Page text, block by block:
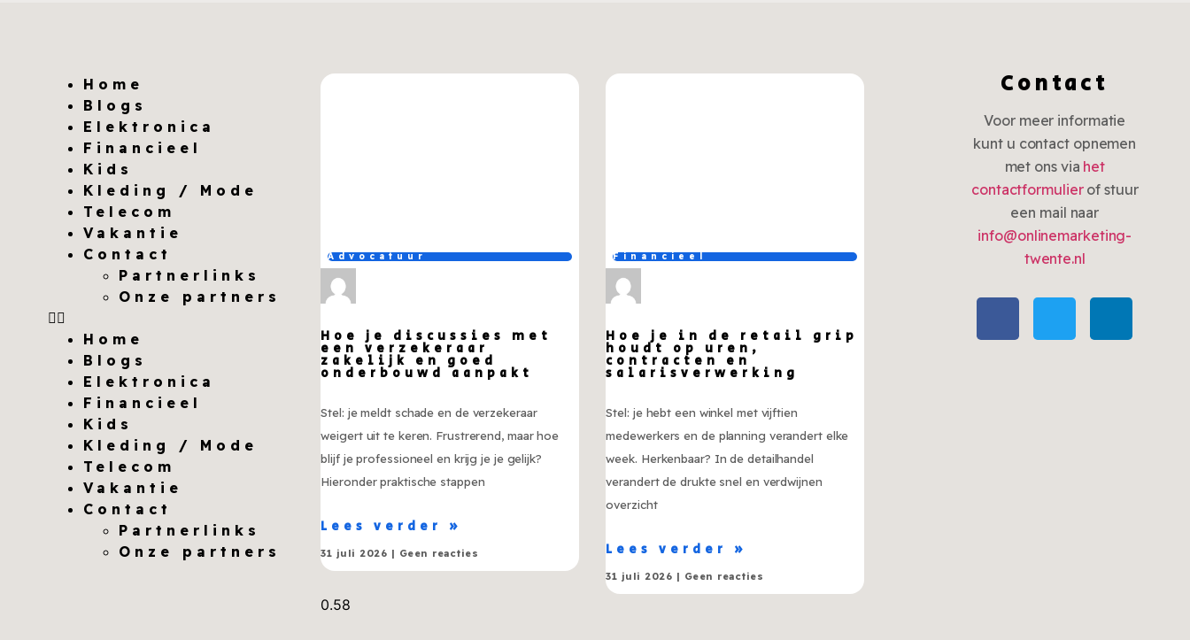
Home
Blogs
Elektronica
Financieel
Kids
Kleding / Mode
Telecom
Vakantie
Contact
Partnerlinks
Onze partners
Home
Blogs
Elektronica
Financieel
Kids
Kleding / Mode
Telecom
Vakantie
Contact
Partnerlinks
Onze partners
Advocatuur
Hoe je discussies met
een verzekeraar
zakelijk en goed
onderbouwd aanpakt
Stel: je meldt schade en de verzekeraar
weigert uit te keren. Frustrerend, maar hoe
blijf je professioneel en krijg je je gelijk?
Hieronder praktische stappen
Lees verder »
31 juli 2026 Geen reacties
Financieel
Hoe je in de retail grip
houdt op uren,
contracten en
salarisverwerking
Stel: je hebt een winkel met vijftien
medewerkers en de planning verandert elke
week. Herkenbaar? In de detailhandel
verandert de drukte snel en verdwijnen
overzicht
Lees verder »
31 juli 2026 Geen reacties
Contact
Voor meer informatie
kunt u contact opnemen
met ons via het
contactformulierof stuur
een mail naar
info@onlinemarketing-
twente.nl